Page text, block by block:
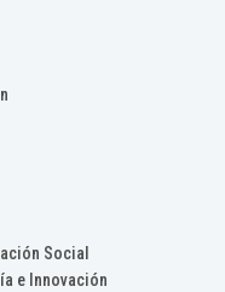
Social
e Innovación